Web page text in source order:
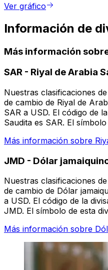
Ver gráfico
Información de
Más información
SAR - Riyal de Arabia
Nuestras clasificaciones
de cambio de Riyal de
SAR a USD. El código de
Más información sobre
JMD - Dólar
Nuestras clasificaciones
de cambio de Dólar
a USD. El código de la
JMD. El símbolo de esta
Más información sobre